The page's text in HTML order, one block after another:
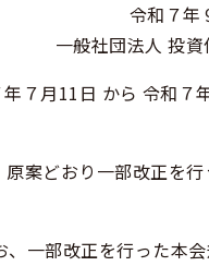
令和７年
一般社団法人 投
７月11日 から 令和７
案どおり一部改正を
一部改正を行った本